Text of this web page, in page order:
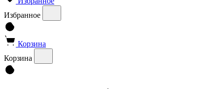
Избранное
Корзина
Корзина